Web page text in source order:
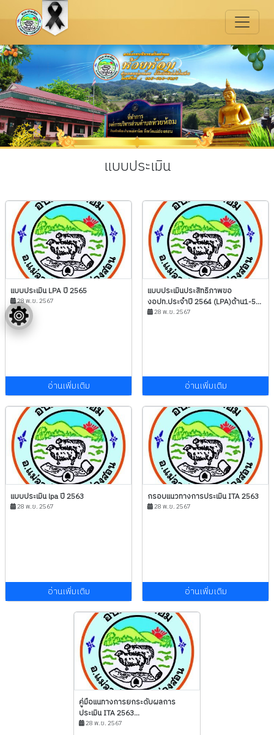
แบบประเมิน
แบบประเมิน LPA ปี 2565
28 พ.ย. 2567
อ่านเพิ่มเติม
แบบประเมินประสิทธิภาพขอ
งอปท.ประจำปี 2564 (LPA)ด้าน1-5...
28 พ.ย. 2567
อ่านเพิ่มเติม
แบบประเมิน lpa ปี 2563
28 พ.ย. 2567
อ่านเพิ่มเติม
กรอบแนวทางการประเมิน ITA 2563
28 พ.ย. 2567
อ่านเพิ่มเติม
คู่มือแนทางการยกระดับผลการ
ประเมิน ITA 2563...
28 พ.ย. 2567